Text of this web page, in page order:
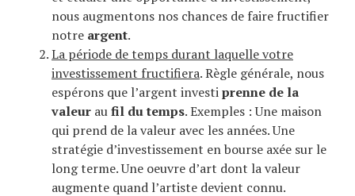
nous augmentons nos chances de faire fructifier
notre argent.
La période de temps durant laquelle votre
investissement fructifiera. Règle générale, nous
espérons que l’argent investiprenne de la
valeur aufil du temps. Exemples : Une maison
qui prend de la valeur avec les années. Une
stratégie d’investissement en bourse axée sur le
long terme. Une oeuvre d’art dont la valeur
augmente quand l’artiste devient connu.